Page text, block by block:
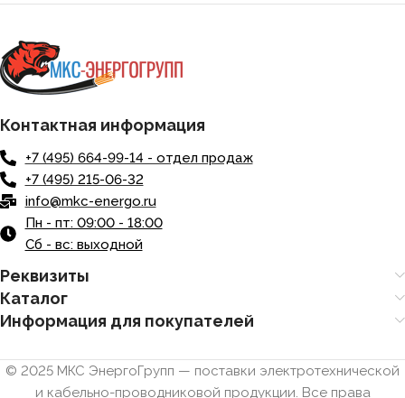
Контактная информация
+7 (495) 664-99-14 - отдел продаж
+7 (495) 215-06-32
info@mkc-energo.ru
Пн - пт: 09:00 - 18:00
Сб - вс: выходной
Реквизиты
Каталог
Информация для покупателей
© 2025 МКС ЭнергоГрупп — поставки электротехнической
и кабельно-проводниковой продукции. Все права